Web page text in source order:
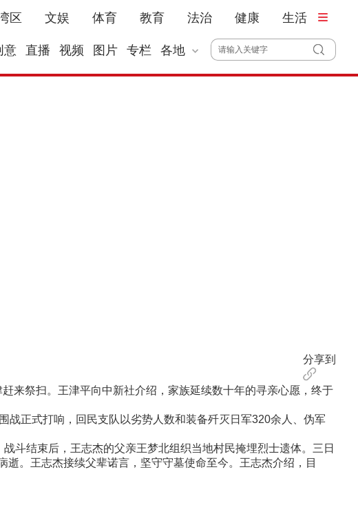
区 文娱 体育 教育 法治 健康 生活
意 直播 视频 图片 专栏 各地
分享到
祭扫。王津平向中新社介绍，家族延续数十年的寻亲心愿，终于
正式打响，回民支队以劣势人数和装备歼灭日军320余人、伪军
结束后，王志杰的父亲王梦北组织当地村民掩埋烈士遗体。三日
。王志杰接续父辈诺言，坚守守墓使命至今。王志杰介绍，目